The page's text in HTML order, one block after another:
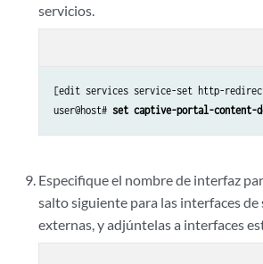
servicios.
[edit services service-set http-
user@host# set captive-portal-
Especifique el nombre de interfaz
salto siguiente para las interfaces
externas, y adjúntelas a interfaces